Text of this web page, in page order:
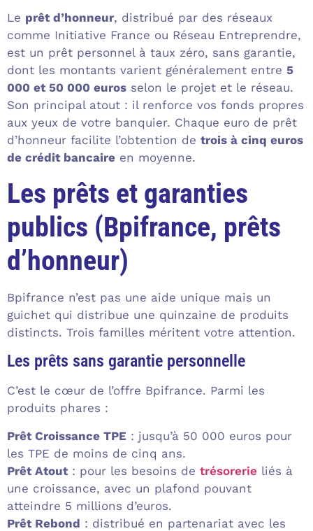
Le prêt d’honneur, distribué par des réseaux
comme Initiative France ou Réseau Entreprendre,
est un prêt personnel à taux zéro, sans garantie,
dont les montants varient généralement entre 5
000 et 50 000 euros selon le projet et le réseau.
Son principal atout : il renforce vos fonds propres
aux yeux de votre banquier. Chaque euro de prêt
d’honneur facilite l’obtention de trois à cinq euros
de crédit bancaire en moyenne.
Les prêts et garanties
publics (Bpifrance, prêts
d’honneur)
Bpifrance n’est pas une aide unique mais un
guichet qui distribue une quinzaine de produits
distincts. Trois familles méritent votre attention.
Les prêts sans garantie personnelle
C’est le cœur de l’offre Bpifrance. Parmi les
produits phares :
Prêt Croissance TPE : jusqu’à 50 000 euros pour
les TPE de moins de cinq ans.
Prêt Atout : pour les besoins de trésorerie liés à
une croissance, avec un plafond pouvant
atteindre 5 millions d’euros.
Prêt Rebond : distribué en partenariat avec les